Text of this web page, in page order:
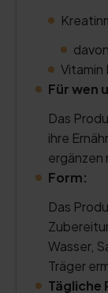
Vitamin
Für wen
Das
ihre
ergänzen
Form:
Das
Wasser,
Träger
Tägliche